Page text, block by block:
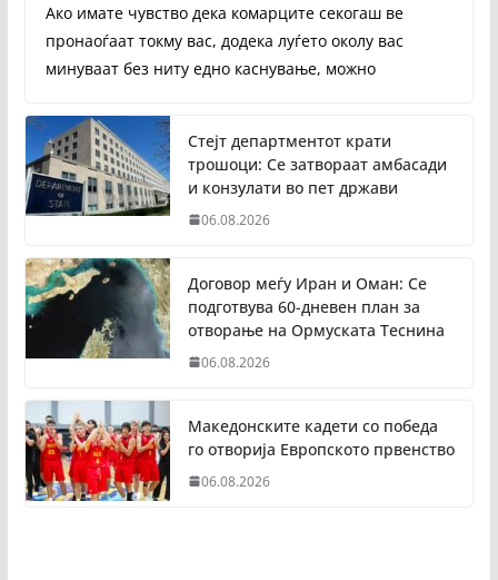
Ако имате чувство дека комарците секогаш ве
пронаоѓаат токму вас, додека луѓето околу вас
минуваат без ниту едно каснување, можно
Стејт департментот крати
трошоци: Се затвораат амбасади
и конзулати во пет држави
06.08.2026
Договор меѓу Иран и Оман: Се
подготвува 60-дневен план за
отворање на Ормуската Теснина
06.08.2026
Македонските кадети со победа
го отворија Европското првенство
06.08.2026